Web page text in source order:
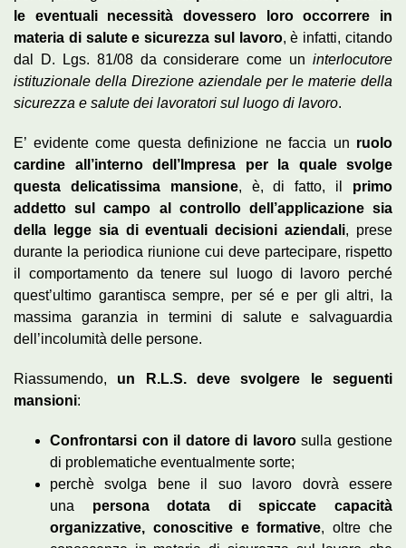
le eventuali necessità dovessero loro occorrere in
materia di salute e sicurezza sul lavoro, è infatti, citando
dal D. Lgs. 81/08 da considerare come un interlocutore
istituzionale della Direzione aziendale per le materie della
sicurezza e salute dei lavoratori sul luogo di lavoro.
E’ evidente come questa definizione ne faccia un ruolo
cardine all’interno dell’Impresa per la quale svolge
questa delicatissima mansione, è, di fatto, il primo
addetto sul campo al controllo dell’applicazione sia
della legge sia di eventuali decisioni aziendali, prese
durante la periodica riunione cui deve partecipare, rispetto
il comportamento da tenere sul luogo di lavoro perché
quest’ultimo garantisca sempre, per sé e per gli altri, la
massima garanzia in termini di salute e salvaguardia
dell’incolumità delle persone.
Riassumendo, un R.L.S. deve svolgere le seguenti
mansioni:
Confrontarsi con il datore di lavorosulla gestione
di problematiche eventualmente sorte;
perchè svolga bene il suo lavoro dovrà essere
una persona dotata di spiccate capacità
organizzative, conoscitive e formative, oltre che